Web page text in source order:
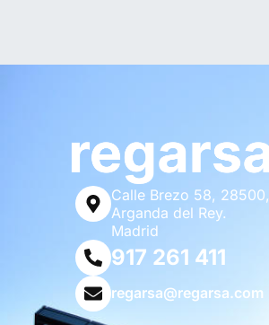
Calle Brezo 58, 28500,
Arganda del Rey.
Madrid
917 261 411
regarsa@regarsa.com